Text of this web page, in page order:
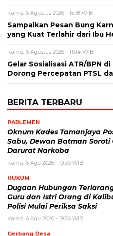
Kamis, 6 Agustus 2026 - 15:18 WIB
Sampaikan Pesan Bung
yang Kuat Terlahir dari Ibu
Kamis, 6 Agustus 2026 - 11:04 WIB
Gelar Sosialisasi ATR/BPN
Dorong Percepatan PTSL
BERITA TERBARU
PARLEMEN
Oknum Kades Tamanjaya
Sabu, Dewan Batman Soroti
Darurat Narkoba
Kamis, 6 Agu 2026 - 19:30 WIB
HUKUM
Dugaan Hubungan
Guru dan Istri Orang di
Polisi Mulai Periksa Saksi
Kamis, 6 Agu 2026 - 19:26 WIB
Gerbang Desa